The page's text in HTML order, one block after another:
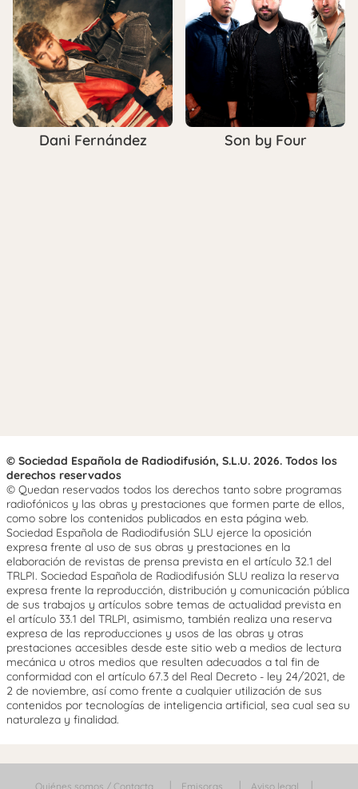
Dani Fernández Son by Four
© Sociedad Española de Radiodifusión, S.L.U. 2026. Todos los
derechos reservados
© Quedan reservados todos los derechos tanto sobre programas
radiofónicos y las obras y prestaciones que formen parte de ellos,
como sobre los contenidos publicados en esta página web.
Sociedad Española de Radiodifusión SLU ejerce la oposición
expresa frente al uso de sus obras y prestaciones en la
elaboración de revistas de prensa prevista en el artículo 32.1 del
TRLPI. Sociedad Española de Radiodifusión SLU realiza la reserva
expresa frente la reproducción, distribución y comunicación pública
de sus trabajos y artículos sobre temas de actualidad prevista en
el artículo 33.1 del TRLPI, asimismo, también realiza una reserva
expresa de las reproducciones y usos de las obras y otras
prestaciones accesibles desde este sitio web a medios de lectura
mecánica u otros medios que resulten adecuados a tal fin de
conformidad con el artículo 67.3 del Real Decreto - ley 24/2021, de
2 de noviembre, así como frente a cualquier utilización de sus
contenidos por tecnologías de inteligencia artificial, sea cual sea su
naturaleza y finalidad.
Quiénes somos / Contacta Emisoras Aviso legal